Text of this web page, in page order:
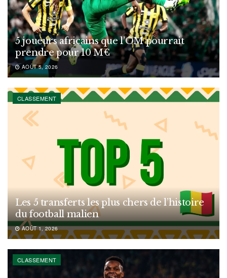
5 joueurs africains que l’OM pourrait
prendre pour 10 M€
AOÛT 5, 2026
CLASSEMENT
Les 5 transferts les plus chers de l’histoire
du football malien
AOÛT 1, 2026
CLASSEMENT